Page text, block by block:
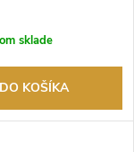
predajca.
sklade
DO KOŠÍKA